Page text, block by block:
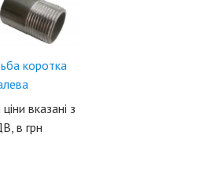
коротка
ціни вказані з
в грн